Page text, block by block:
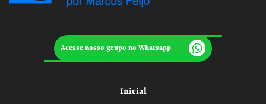
Acesse nosso grupo no Whatsapp
Inicial